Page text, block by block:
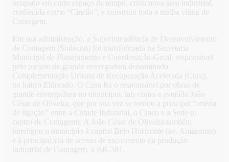
ocupado em curto espaço de tempo, criou nova área industrial,
conhecida como “Cincão”, e construiu toda a malha viária de
Contagem.
Em sua administração, a Superintendência de Desenvolvimento
de Contagem (Sudecon) foi transformada na Secretaria
Municipal de Planejamento e Coordenação-Geral, responsável
pelo projeto de grande envergadura denominado
Complementação Urbana de Recuperação Acelerada (Cura),
no bairro Eldorado. O Cura foi o responsável por obras de
grande envergadura no município, tais como a avenida João
César de Oliveira, que por sua vez se tornou a principal “artéria
de ligação” entre a Cidade Industrial, o Cinco e a Sede (o
centro de Contagem). A João César de Oliveira também
interligou o município à capital Belo Horizonte (av. Amazonas)
e à principal via de acesso de escoamento da produção
industrial de Contagem, a BR-381.